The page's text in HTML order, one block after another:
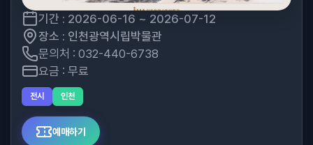
기간 : 2026-06-16 ~ 2026-07-12
장소 : 인천광역시립박물관
문의처 : 032-440-6738
요금 : 무료
전시 인천
예매하기